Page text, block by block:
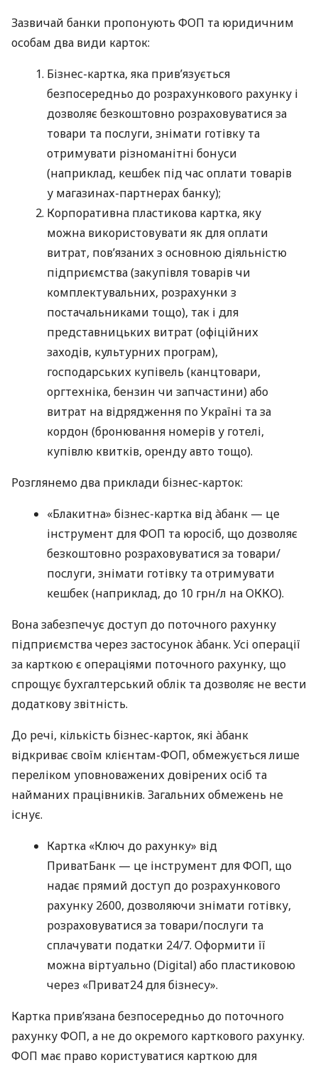
Зазвичай банки пропонують ФОП та юридичним
особам два види карток:
Бізнес-картка, яка прив’язується
безпосередньо до розрахункового рахунку і
дозволяє безкоштовно розраховуватися за
товари та послуги, знімати готівку та
отримувати різноманітні бонуси
(наприклад, кешбек під час оплати товарів
у магазинах-партнерах банку);
Корпоративна пластикова картка, яку
можна використовувати як для оплати
витрат, пов’язаних з основною діяльністю
підприємства (закупівля товарів чи
комплектувальних, розрахунки з
постачальниками тощо), так і для
представницьких витрат (офіційних
заходів, культурних програм),
господарських купівель (канцтовари,
оргтехніка, бензин чи запчастини) або
витрат на відрядження по Україні та за
кордон (бронювання номерів у готелі,
купівлю квитків, оренду авто тощо).
Розглянемо два приклади бізнес-карток:
«Блакитна» бізнес-картка від àбанк — це
інструмент для ФОП та юросіб, що дозволяє
безкоштовно розраховуватися за товари/
послуги, знімати готівку та отримувати
кешбек (наприклад, до 10 грн/л на ОККО).
Вона забезпечує доступ до поточного рахунку
підприємства через застосунок àбанк. Усі операції
за карткою є операціями поточного рахунку, що
спрощує бухгалтерський облік та дозволяє не вести
додаткову звітність.
До речі, кількість бізнес-карток, які àбанк
відкриває своїм клієнтам-ФОП, обмежується лише
переліком уповноважених довірених осіб та
найманих працівників. Загальних обмежень не
існує.
Картка «Ключ до рахунку» від
ПриватБанк — це інструмент для ФОП, що
надає прямий доступ до розрахункового
рахунку 2600, дозволяючи знімати готівку,
розраховуватися за товари/послуги та
сплачувати податки 24/7. Оформити її
можна віртуально (Digital) або пластиковою
через «Приват24 для бізнесу».
Картка прив’язана безпосередньо до поточного
рахунку ФОП, а не до окремого карткового рахунку.
ФОП має право користуватися карткою для